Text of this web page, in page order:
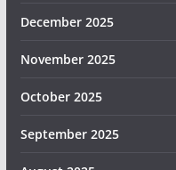
December 2025
November 2025
October 2025
September 2025